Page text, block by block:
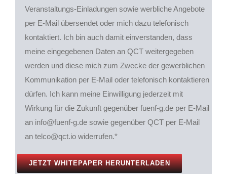
Veranstaltungs-Einladungen sowie werbliche Angebote
per E-Mail übersendet oder mich dazu telefonisch
kontaktiert. Ich bin auch damit einverstanden, dass
meine eingegebenen Daten an QCT weitergegeben
werden und diese mich zum Zwecke der gewerblichen
Kommunikation per E-Mail oder telefonisch kontaktieren
dürfen. Ich kann meine Einwilligung jederzeit mit
Wirkung für die Zukunft gegenüber fuenf-g.de per E-Mail
an info@fuenf-g.de sowie gegenüber QCT per E-Mail
an telco@qct.io widerrufen.*